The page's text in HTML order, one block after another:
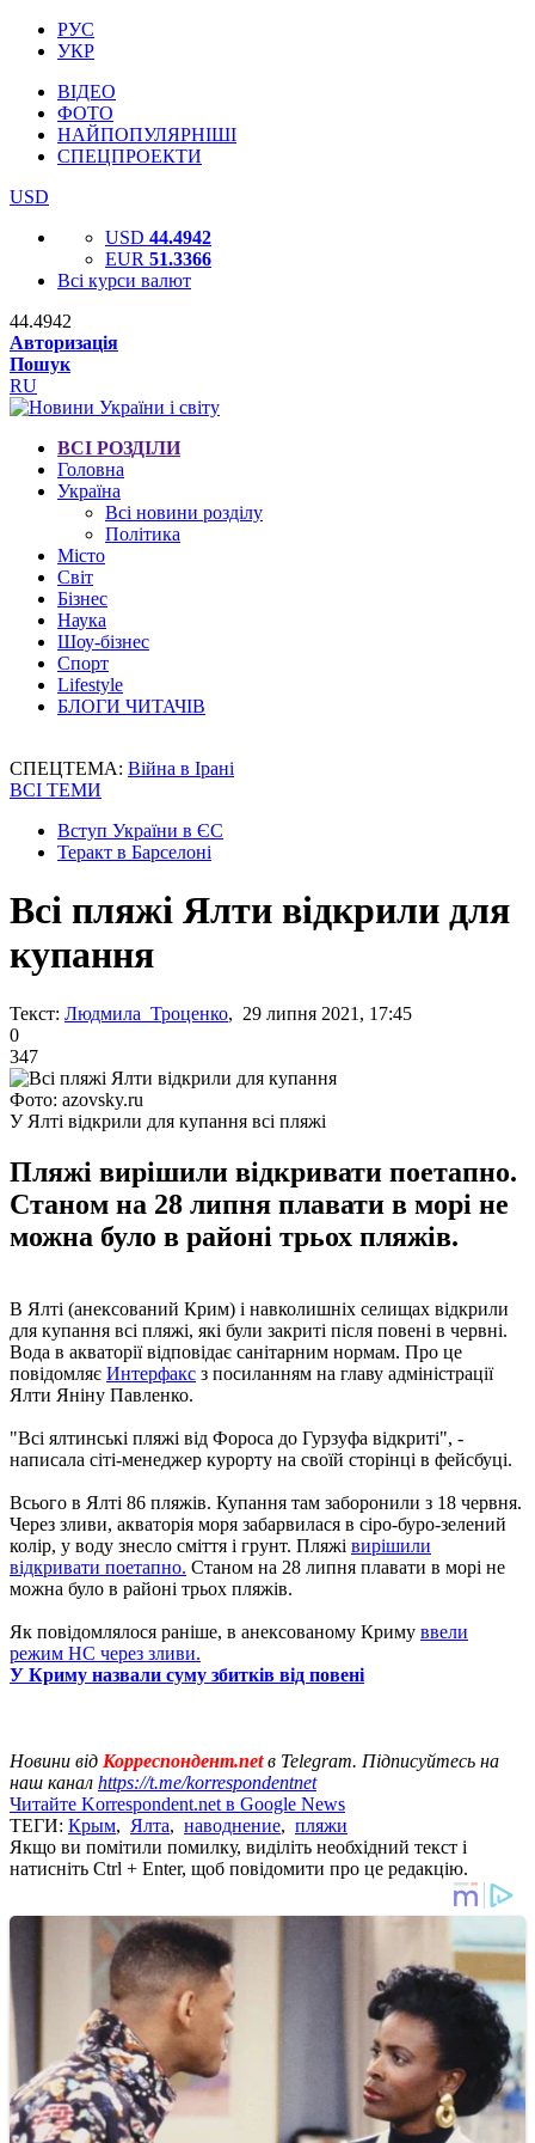
РУС
УКР
ВІДЕО
ФОТО
НАЙПОПУЛЯРНІШІ
СПЕЦПРОЕКТИ
USD
USD 44.4942
EUR 51.3366
Всі курси валют
44.4942
Авторизація
Пошук
RU
ВСІ РОЗДІЛИ
Головна
Україна
Всі новини розділу
Політика
Місто
Світ
Бізнес
Наука
Шоу-бізнес
Спорт
Lifestyle
БЛОГИ ЧИТАЧІВ
СПЕЦТЕМА: Війна в Ірані
ВСІ ТЕМИ
Вступ України в ЄС
Теракт в Барселоні
Всі пляжі Ялти відкрили для
купання
Текст: Людмила Троценко, 29 липня 2021, 17:45
0
347
Фото: azovsky.ru
У Ялті відкрили для купання всі пляжі
Пляжі вирішили відкривати поетапно.
Станом на 28 липня плавати в морі не
можна було в районі трьох пляжів.
В Ялті (анексований Крим) і навколишніх селищах відкрили
для купання всі пляжі, які були закриті після повені в червні.
Вода в акваторії відповідає санітарним нормам. Про це
повідомляє Интерфакс з посиланням на главу адміністрації
Ялти Яніну Павленко.
"Всі ялтинські пляжі від Фороса до Гурзуфа відкриті", -
написала сіті-менеджер курорту на своїй сторінці в фейсбуці.
Всього в Ялті 86 пляжів. Купання там заборонили з 18 червня.
Через зливи, акваторія моря забарвилася в сіро-буро-зелений
колір, у воду знесло сміття і грунт. Пляжі вирішили
відкривати поетапно. Станом на 28 липня плавати в морі не
можна було в районі трьох пляжів.
Як повідомлялося раніше, в анексованому Криму ввели
режим НС через зливи.
У Криму назвали суму збитків від повені
Новини від Корреспондент.netв Telegram. Підписуйтесь на
наш канал https://t.me/korrespondentnet
Читайте Korrespondent.net в Google News
ТЕГИ: Крым, Ялта, наводнение, пляжи
Якщо ви помітили помилку, виділіть необхідний текст і
натисніть Ctrl + Enter, щоб повідомити про це редакцію.